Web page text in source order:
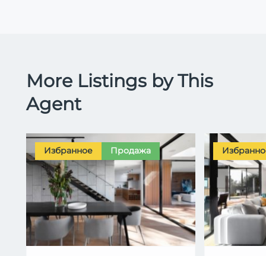
More Listings by This
Agent
Избранное Продажа